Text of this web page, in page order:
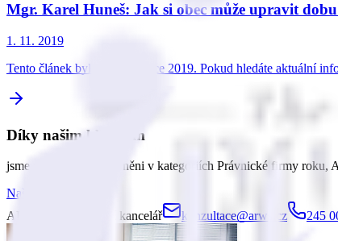
Mgr. Karel Huneš: Jak si obec může upravit
1. 11. 2019
Tento článek byl napsán v roce 2019. Pokud hledáte aktuální
Díky našim klientům
jsme od roku 2015 oceněni v kategoriích Právnické firmy roku,
Naše ocenění
ARROWS advokátní kancelář
konzultace@arws.cz 245